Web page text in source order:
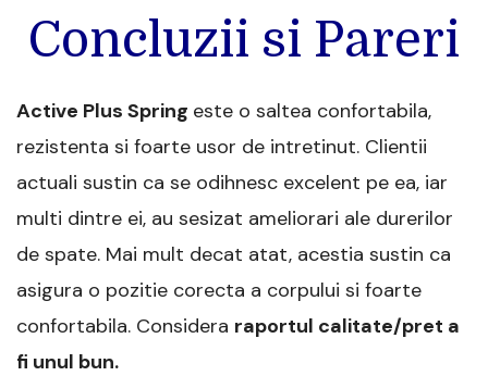
Concluzii si Pareri
Active Plus Spring este o saltea confortabila,
rezistenta si foarte usor de intretinut. Clientii
actuali sustin ca se odihnesc excelent pe ea, iar
multi dintre ei, au sesizat ameliorari ale durerilor
de spate. Mai mult decat atat, acestia sustin ca
asigura o pozitie corecta a corpului si foarte
confortabila. Considera raportul calitate/pret a
fi unul bun.